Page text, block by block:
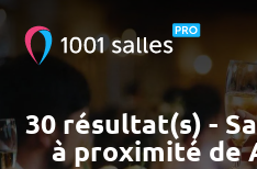
30 résultat(s) -
à proximité de